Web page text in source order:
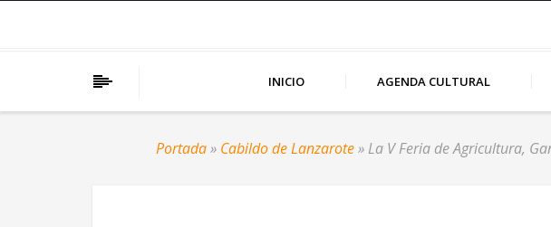
INICIO AGENDA CULTURAL
Portada» Cabildo de Lanzarote» La V Feria de Agricultura,